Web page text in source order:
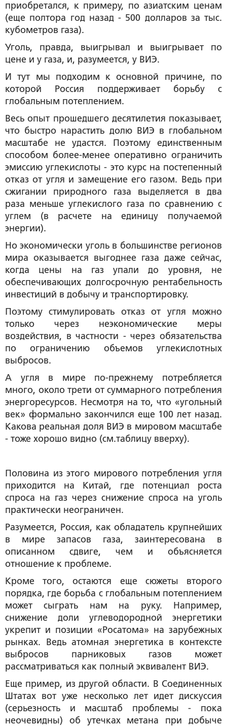
приобретался, к примеру, по азиатским ценам
(еще полтора год назад - 500 долларов за тыс.
кубометров газа).
Уголь, правда, выигрывал и выигрывает по
цене и у газа, и, разумеется, у ВИЭ.
И тут мы подходим к основной причине, по
которой Россия поддерживает борьбу с
глобальным потеплением.
Весь опыт прошедшего десятилетия показывает,
что быстро нарастить долю ВИЭ в глобальном
масштабе не удастся. Поэтому единственным
способом более-менее оперативно ограничить
эмиссию углекислоты - это курс на постепенный
отказ от угля и замещение его газом. Ведь при
сжигании природного газа выделяется в два
раза меньше углекислого газа по сравнению с
углем (в расчете на единицу получаемой
энергии).
Но экономически уголь в большинстве регионов
мира оказывается выгоднее газа даже сейчас,
когда цены на газ упали до уровня, не
обеспечивающих долгосрочную рентабельность
инвестиций в добычу и транспортировку.
Поэтому стимулировать отказ от угля можно
только через неэкономические меры
воздействия, в частности - через обязательства
по ограничению объемов углекислотных
выбросов.
А угля в мире по-прежнему потребляется
много, около трети от суммарного потребления
энергоресурсов. Несмотря на то, что «угольный
век» формально закончился еще 100 лет назад.
Какова реальная доля ВИЭ в мировом масштабе
- тоже хорошо видно (см.таблицу вверху).
Половина из этого мирового потребления угля
приходится на Китай, где потенциал роста
спроса на газ через снижение спроса на уголь
практически неограничен.
Разумеется, Россия, как обладатель крупнейших
в мире запасов газа, заинтересована в
описанном сдвиге, чем и объясняется
отношение к проблеме.
Кроме того, остаются еще сюжеты второго
порядка, где борьба с глобальным потеплением
может сыграть нам на руку. Например,
снижение доли углеводородной энергетики
укрепит и позиции «Росатома» на зарубежных
рынках. Ведь атомная энергетика в контексте
выбросов парниковых газов может
рассматриваться как полный эквивалент ВИЭ.
Еще пример, из другой области. В Соединенных
Штатах вот уже несколько лет идет дискуссия
(серьезность и масштаб проблемы - пока
неочевидны) об утечках метана при добыче